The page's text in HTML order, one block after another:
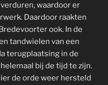
waardoor er
Daardoor raakten
ook. In de
tandwielen van een
terugplaatsing in de
bij de tijd te zijn.
de orde weer hersteld